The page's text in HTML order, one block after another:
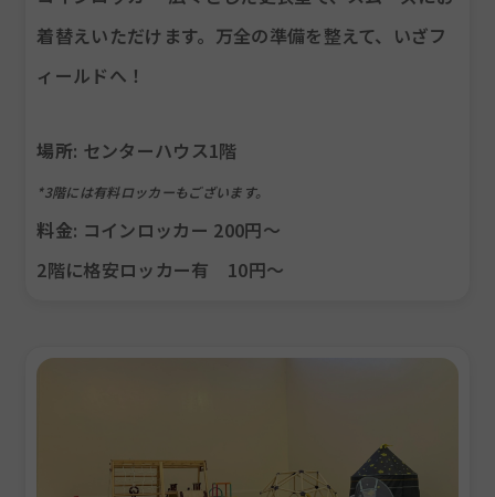
着替えいただけます。万全の準備を整えて、いざフ
ィールドへ！
場所: センターハウス1階
*3階には有料ロッカーもございます。
料金: コインロッカー 200円〜
2階に格安ロッカー有 10円～